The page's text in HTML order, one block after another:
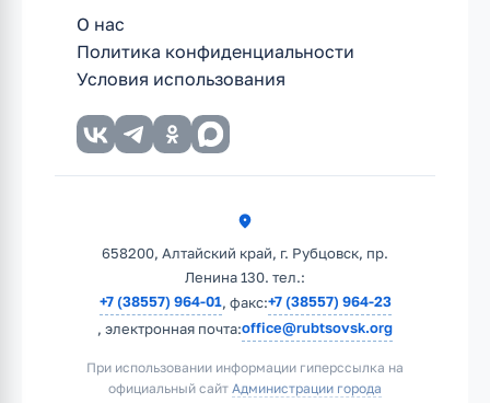
О нас
Политика конфиденциальности
Условия использования
658200, Алтайский край, г. Рубцовск, пр.
Ленина 130. тел.:
+7 (38557) 964-01, факс:+7 (38557) 964-23
, электронная почта:office@rubtsovsk.org
При использовании информации гиперссылка на
официальный сайт Администрации города